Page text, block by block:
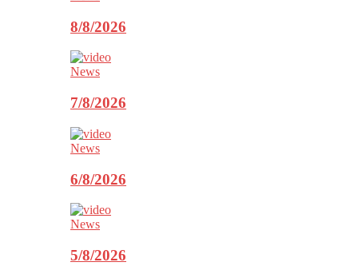
8/8/2026
News
7/8/2026
News
6/8/2026
News
5/8/2026